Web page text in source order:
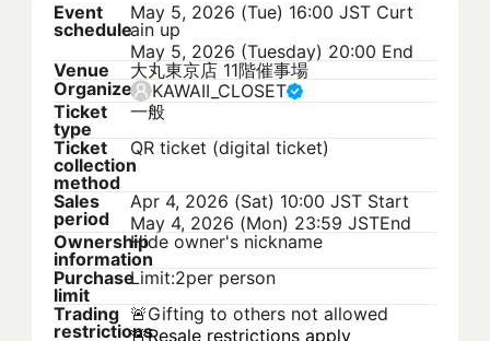
Event
schedule
May 5, 2026 (Tue) 16:00 JST Curt
ain up
May 5, 2026 (Tuesday) 20:00 End
Venue
大丸東京店 11階催事場
Organizer KAWAII_CLOSET
Ticket
type
一般
Ticket
collection
method
QR ticket (digital ticket)
Sales
period
Apr 4, 2026 (Sat) 10:00 JST Start
May 4, 2026 (Mon) 23:59 JSTEnd
Ownership
information
Hide owner's nickname
Purchase
limit
Limit:2per person
Trading
restrictions
🚨Gifting to others not allowed
🚨Resale restrictions apply